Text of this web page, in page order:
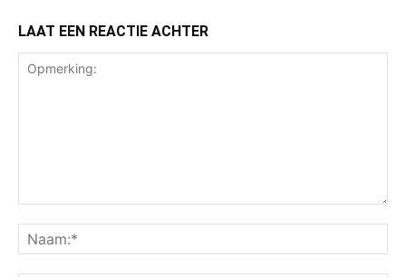
LAAT EEN REACTIE ACHTER